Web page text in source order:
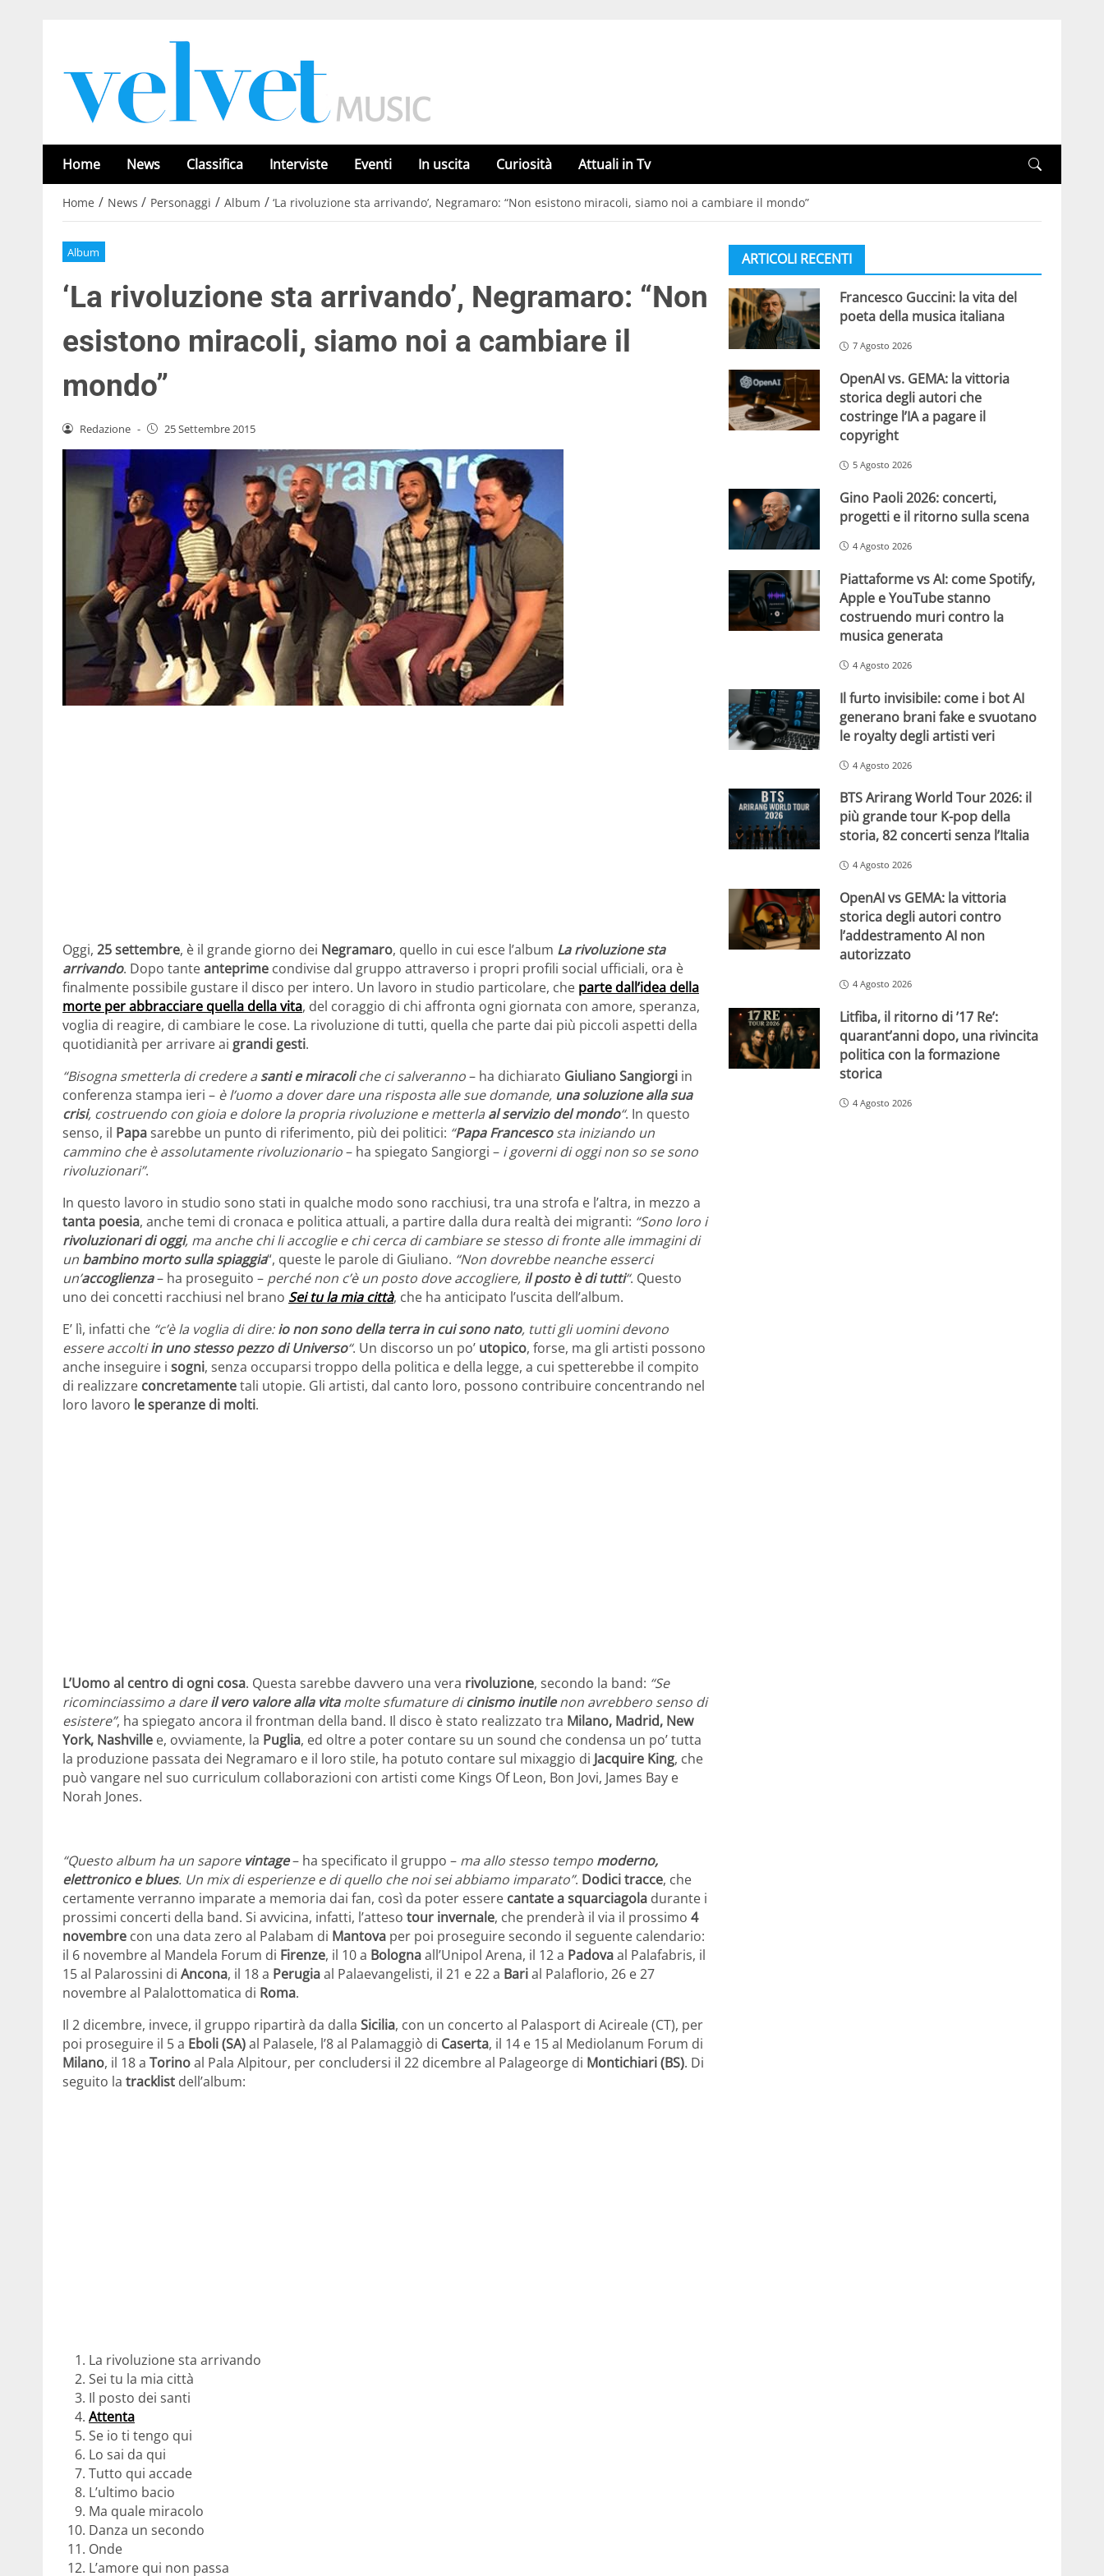
Home News Classifica Interviste Eventi In uscita Curiosità Attuali in Tv
Home / News / Personaggi / Album / ‘La rivoluzione sta arrivando’, Negramaro: “Non esistono miracoli, siamo noi a cambiare il mondo”
Album
‘La rivoluzione sta arrivando’, Negramaro: “Non
esistono miracoli, siamo noi a cambiare il
mondo”
Redazione - 25 Settembre 2015
Oggi, 25 settembre, è il grande giorno dei Negramaro, quello in cui esce l’album La rivoluzione sta
arrivando. Dopo tanteanteprime condivise dal gruppo attraverso i propri profili social ufficiali, ora è
finalmente possibile gustare il disco per intero. Un lavoro in studio particolare, che parte dall’idea della
morte per abbracciare quella della vita, del coraggio di chi affronta ogni giornata con amore, speranza,
voglia di reagire, di cambiare le cose. La rivoluzione di tutti, quella che parte dai più piccoli aspetti della
quotidianità per arrivare ai grandi gesti.
“Bisogna smetterla di credere a santi e miracoliche ci salveranno– ha dichiarato Giuliano Sangiorgi in
conferenza stampa ieri – è l’uomo a dover dare una risposta alle sue domande, una soluzione alla sua
crisi, costruendo con gioia e dolore la propria rivoluzione e metterla al servizio del mondo“. In questo
senso, il Papasarebbe un punto di riferimento, più dei politici: “Papa Francescosta iniziando un
cammino che è assolutamente rivoluzionario– ha spiegato Sangiorgi – i governi di oggi non so se sono
rivoluzionari”.
In questo lavoro in studio sono stati in qualche modo sono racchiusi, tra una strofa e l’altra, in mezzo a
tanta poesia, anche temi di cronaca e politica attuali, a partire dalla dura realtà dei migranti: “Sono loro i
rivoluzionari di oggi, ma anche chi li accoglie e chi cerca di cambiare se stesso di fronte alle immagini di
un bambino morto sulla spiaggia“, queste le parole di Giuliano. “Non dovrebbe neanche esserci
un’accoglienza– ha proseguito – perché non c’è un posto dove accogliere, il posto è di tutti“. Questo
uno dei concetti racchiusi nel brano Sei tu la mia città, che ha anticipato l’uscita dell’album.
E’ lì, infatti che “c’è la voglia di dire:io non sono della terra in cui sono nato, tutti gli uomini devono
essere accoltiin uno stesso pezzo di Universo“. Un discorso un po’ utopico, forse, ma gli artisti possono
anche inseguire i sogni, senza occuparsi troppo della politica e della legge, a cui spetterebbe il compito
di realizzare concretamentetali utopie. Gli artisti, dal canto loro, possono contribuire concentrando nel
loro lavoro le speranze di molti.
L’Uomo al centro di ogni cosa. Questa sarebbe davvero una vera rivoluzione, secondo la band: “Se
ricominciassimo a dareil vero valore alla vitamolte sfumature dicinismo inutilenon avrebbero senso di
esistere”, ha spiegato ancora il frontman della band. Il disco è stato realizzato tra Milano, Madrid, New
York, Nashville e, ovviamente, la Puglia, ed oltre a poter contare su un sound che condensa un po’ tutta
la produzione passata dei Negramaro e il loro stile, ha potuto contare sul mixaggio di Jacquire King, che
può vangare nel suo curriculum collaborazioni con artisti come Kings Of Leon, Bon Jovi, James Bay e
Norah Jones.
“Questo album ha un sapore vintage– ha specificato il gruppo – ma allo stesso tempo moderno,
elettronico e blues. Un mix di esperienze e di quello che noi sei abbiamo imparato”. Dodici tracce, che
certamente verranno imparate a memoria dai fan, così da poter essere cantate a squarciagola durante i
prossimi concerti della band. Si avvicina, infatti, l’atteso tour invernale, che prenderà il via il prossimo 4
novembre con una data zero al Palabam di Mantova per poi proseguire secondo il seguente calendario:
il 6 novembre al Mandela Forum di Firenze, il 10 a Bolognaall’Unipol Arena, il 12 a Padovaal Palafabris, il
15 al Palarossini di Ancona, il 18 a Perugiaal Palaevangelisti, il 21 e 22 a Barial Palaflorio, 26 e 27
novembre al Palalottomatica di Roma.
Il 2 dicembre, invece, il gruppo ripartirà da dalla Sicilia, con un concerto al Palasport di Acireale (CT), per
poi proseguire il 5 a Eboli (SA)al Palasele, l’8 al Palamaggiò di Caserta, il 14 e 15 al Mediolanum Forum di
Milano, il 18 a Torinoal Pala Alpitour, per concludersi il 22 dicembre al Palageorge di Montichiari (BS). Di
seguito la tracklist dell’album:
La rivoluzione sta arrivando
Sei tu la mia città
Il posto dei santi
Attenta
Se io ti tengo qui
Lo sai da qui
Tutto qui accade
L’ultimo bacio
Ma quale miracolo
Danza un secondo
Onde
L’amore qui non passa
ARTICOLI RECENTI
Francesco Guccini: la vita del
poeta della musica italiana
7 Agosto 2026
OpenAI vs. GEMA: la vittoria
storica degli autori che
costringe l’IA a pagare il
copyright
5 Agosto 2026
Gino Paoli 2026: concerti,
progetti e il ritorno sulla scena
4 Agosto 2026
Piattaforme vs AI: come Spotify,
Apple e YouTube stanno
costruendo muri contro la
musica generata
4 Agosto 2026
Il furto invisibile: come i bot AI
generano brani fake e svuotano
le royalty degli artisti veri
4 Agosto 2026
BTS Arirang World Tour 2026: il
più grande tour K-pop della
storia, 82 concerti senza l’Italia
4 Agosto 2026
OpenAI vs GEMA: la vittoria
storica degli autori contro
l’addestramento AI non
autorizzato
4 Agosto 2026
Litfiba, il ritorno di ’17 Re’:
quarant’anni dopo, una rivincita
politica con la formazione
storica
4 Agosto 2026